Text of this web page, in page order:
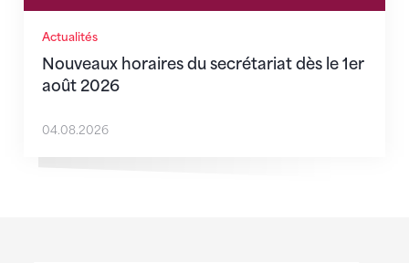
Actualités
Nouveaux horaires du secrétariat dès le 1er
août 2026
04.08.2026